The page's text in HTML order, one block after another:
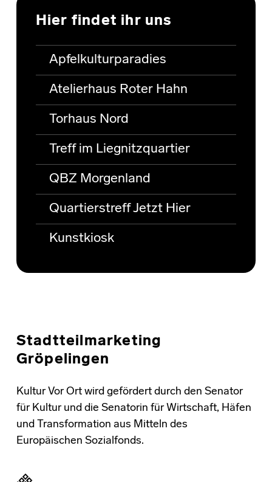
Hier findet ihr uns
Apfelkulturparadies
Atelierhaus Roter Hahn
Torhaus Nord
Treff im Liegnitzquartier
QBZ Morgenland
Quartierstreff Jetzt Hier
Kunstkiosk
Stadtteilmarketing
Gröpelingen
Kultur Vor Ort wird gefördert durch den Senator
für Kultur und die Senatorin für Wirtschaft, Häfen
und Transformation aus Mitteln des
Europäischen Sozialfonds.